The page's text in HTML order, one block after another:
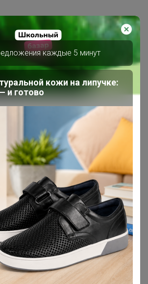
пользователя —
записи21-30 из765
СП
- ПОСТЕЛЬНОЕ БЕЛЬЕ,
- со склада в Красноярске "
, подскажите пожалуйста, я килт
каждые 5 минут
кожи на липучке:
и готово